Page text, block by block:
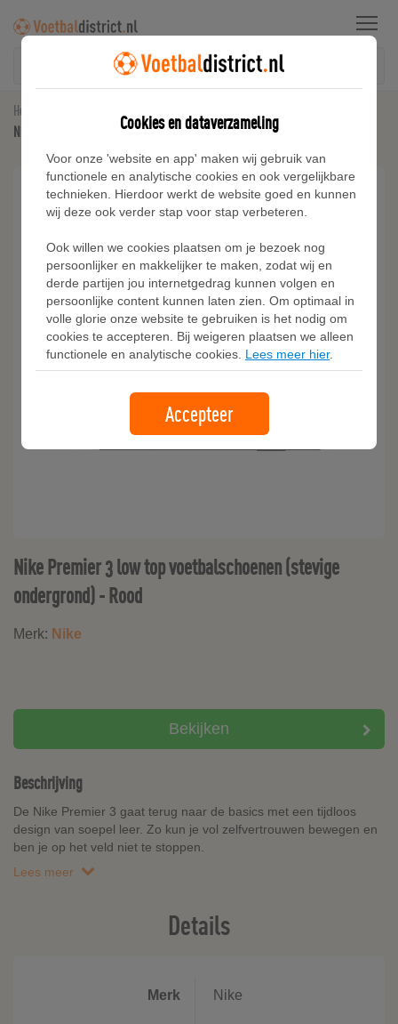
Menu
Home
Nike Premier 3 low top voetbalschoenen (stevige ondergrond) - Rood
Nike Premier 3 low top voetbalschoenen (stevige
ondergrond) - Rood
Merk: Nike
Bekijken
Beschrijving
De Nike Premier 3 gaat terug naar de basics met een tijdloos
design van soepel leer. Zo kun je vol zelfvertrouwen bewegen en
ben je op het veld niet te stoppen.
Lees meer
Details
Merk Nike
Cookies en dataverzameling
Voor onze 'website en app' maken wij gebruik van
functionele en analytische cookies en ook vergelijkbare
technieken. Hierdoor werkt de website goed en kunnen
wij deze ook verder stap voor stap verbeteren.
Ook willen we cookies plaatsen om je bezoek nog
persoonlijker en makkelijker te maken, zodat wij en
derde partijen jou internetgedrag kunnen volgen en
persoonlijke content kunnen laten zien. Om optimaal in
volle glorie onze website te gebruiken is het nodig om
cookies te accepteren. Bij weigeren plaatsen we alleen
functionele en analytische cookies. Lees meer hier.
Accepteer